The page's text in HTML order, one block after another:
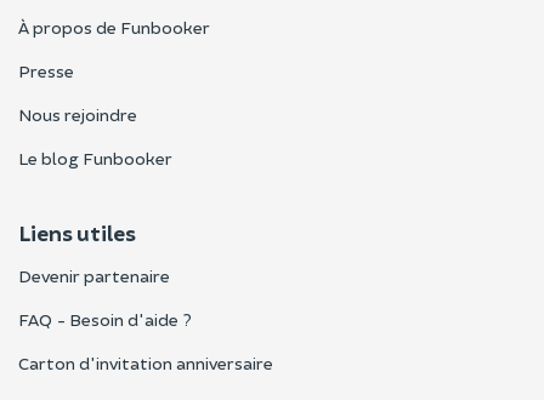
À propos de Funbooker
Presse
Nous rejoindre
Le blog Funbooker
Liens utiles
Devenir partenaire
FAQ - Besoin d'aide ?
Carton d'invitation anniversaire